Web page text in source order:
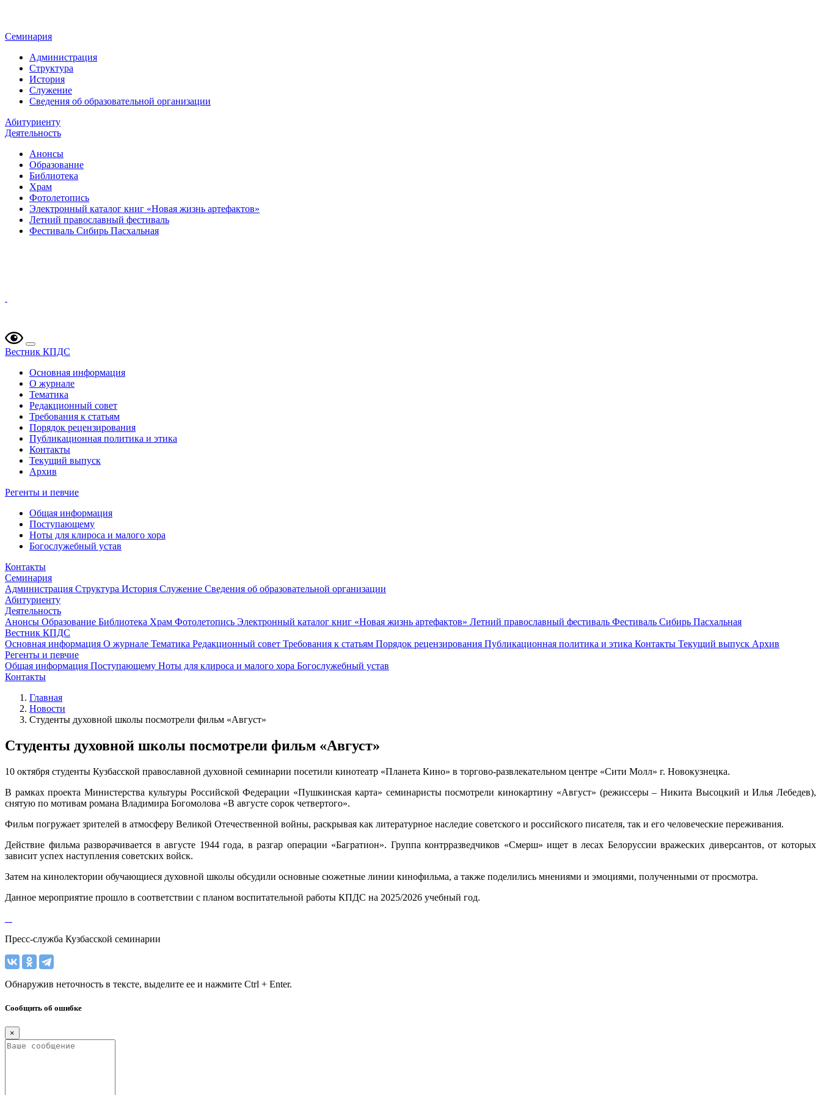
Семинария
Администрация
Структура
История
Служение
Сведения об образовательной организации
Абитуриенту
Деятельность
Анонсы
Образование
Библиотека
Храм
Фотолетопись
Электронный каталог книг «Новая жизнь артефактов»
Летний православный фестиваль
Фестиваль Сибирь Пасхальная
Вестник КПДС
Основная информация
О журнале
Тематика
Редакционный совет
Требования к статьям
Порядок рецензирования
Публикационная политика и этика
Контакты
Текущий выпуск
Архив
Регенты и певчие
Общая информация
Поступающему
Ноты для клироса и малого хора
Богослужебный устав
Контакты
Семинария
Администрация Структура История Служение Сведения об образовательной организации
Абитуриенту
Деятельность
Анонсы Образование Библиотека Храм Фотолетопись Электронный каталог книг «Новая жизнь артефактов» Летний православный фестиваль Фестиваль Сибирь Пасхальная
Вестник КПДС
Основная информация О журнале Тематика Редакционный совет Требования к статьям Порядок рецензирования Публикационная политика и этика Контакты Текущий выпуск Архив
Регенты и певчие
Общая информация Поступающему Ноты для клироса и малого хора Богослужебный устав
Контакты
Главная
Новости
Студенты духовной школы посмотрели фильм «Август»
Студенты духовной школы посмотрели фильм «Август»
10 октября студенты Кузбасской православной духовной семинарии посетили кинотеатр «Планета Кино» в торгово-развлекательном центре «Сити Молл» г. Новокузнецка.
В рамках проекта Министерства культуры Российской Федерации «Пушкинская карта» семинаристы посмотрели кинокартину «Август» (режиссеры – Никита Высоцкий и Илья Лебедев),
снятую по мотивам романа Владимира Богомолова «В августе сорок четвертого».
Фильм погружает зрителей в атмосферу Великой Отечественной войны, раскрывая как литературное наследие советского и российского писателя, так и его человеческие переживания.
Действие фильма разворачивается в августе 1944 года, в разгар операции «Багратион». Группа контрразведчиков «Смерш» ищет в лесах Белоруссии вражеских диверсантов, от которых
зависит успех наступления советских войск.
Затем на кинолектории обучающиеся духовной школы обсудили основные сюжетные линии кинофильма, а также поделились мнениями и эмоциями, полученными от просмотра.
Данное мероприятие прошло в соответствии с планом воспитательной работы КПДС на 2025/2026 учебный год.
Пресс-служба Кузбасской семинарии
Обнаружив неточность в тексте, выделите ее и нажмите Ctrl + Enter.
Сообщить об ошибке
×